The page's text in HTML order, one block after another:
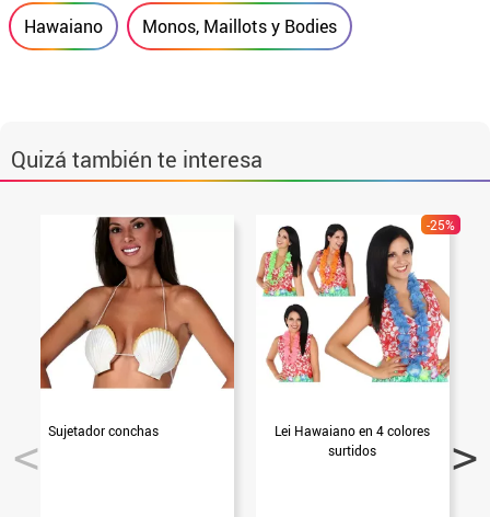
Hawaiano Monos, Maillots y Bodies
Quizá también te interesa
Sujetador conchas
-25%
Lei Hawaiano en 4 colores
surtidos